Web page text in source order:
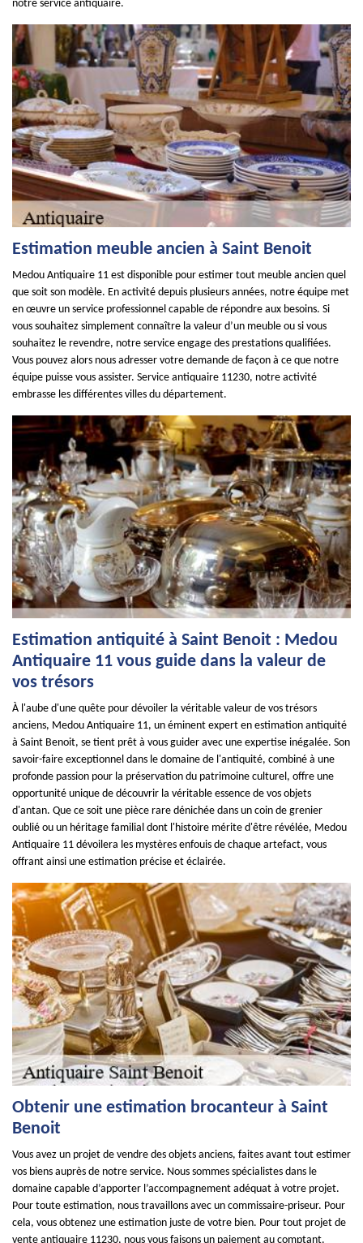
notre service antiquaire.
Estimation meuble ancien à Saint Benoit
Medou Antiquaire 11 est disponible pour estimer tout meuble ancien quel
que soit son modèle. En activité depuis plusieurs années, notre équipe met
en œuvre un service professionnel capable de répondre aux besoins. Si
vous souhaitez simplement connaître la valeur d’un meuble ou si vous
souhaitez le revendre, notre service engage des prestations qualifiées.
Vous pouvez alors nous adresser votre demande de façon à ce que notre
équipe puisse vous assister. Service antiquaire 11230, notre activité
embrasse les différentes villes du département.
Estimation antiquité à Saint Benoit : Medou
Antiquaire 11 vous guide dans la valeur de
vos trésors
À l'aube d'une quête pour dévoiler la véritable valeur de vos trésors
anciens, Medou Antiquaire 11, un éminent expert en estimation antiquité
à Saint Benoit, se tient prêt à vous guider avec une expertise inégalée. Son
savoir-faire exceptionnel dans le domaine de l'antiquité, combiné à une
profonde passion pour la préservation du patrimoine culturel, offre une
opportunité unique de découvrir la véritable essence de vos objets
d'antan. Que ce soit une pièce rare dénichée dans un coin de grenier
oublié ou un héritage familial dont l'histoire mérite d'être révélée, Medou
Antiquaire 11 dévoilera les mystères enfouis de chaque artefact, vous
offrant ainsi une estimation précise et éclairée.
Obtenir une estimation brocanteur à Saint
Benoit
Vous avez un projet de vendre des objets anciens, faites avant tout estimer
vos biens auprès de notre service. Nous sommes spécialistes dans le
domaine capable d’apporter l’accompagnement adéquat à votre projet.
Pour toute estimation, nous travaillons avec un commissaire-priseur. Pour
cela, vous obtenez une estimation juste de votre bien. Pour tout projet de
vente antiquaire 11230, nous vous faisons un paiement au comptant.